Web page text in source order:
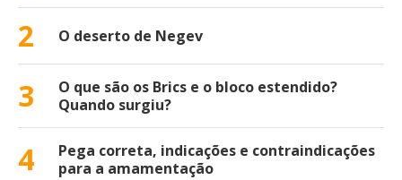
2 O deserto de Negev
3
O que são os Brics e o bloco estendido?
Quando surgiu?
4
Pega correta, indicações e contraindicações
para a amamentação